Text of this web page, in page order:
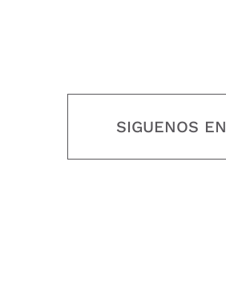
SIGUENOS EN